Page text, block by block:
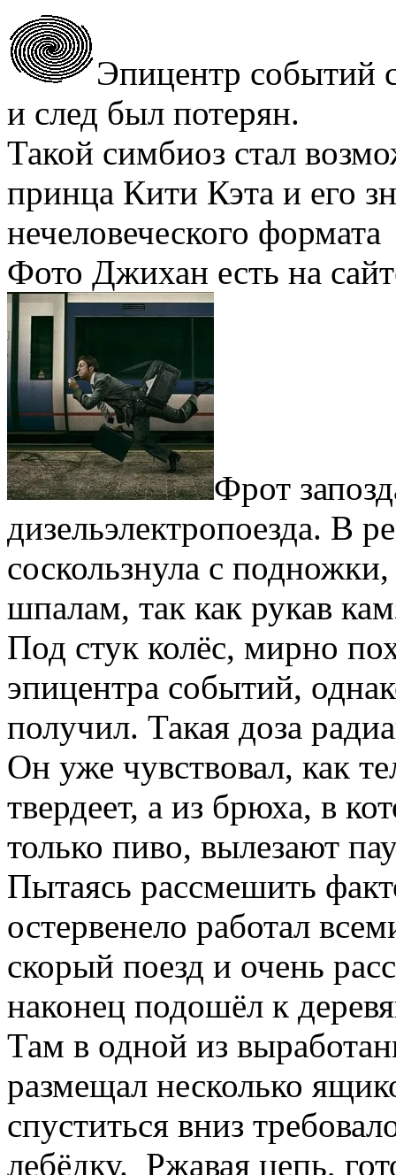
Эпицентр событий
и след был потерян.
Такой симбиоз стал
принца Кити Кэта и его
нечеловеческого
Фото Джихан есть на
Фрот
дизельэлектропоезда. В
соскользнула с
шпалам, так как рукав
Под стук колёс, мирно
эпицентра событий,
получил. Такая доза
Он уже чувствовал, как
твердеет, а из брюха, в
только пиво, вылезают
Пытаясь рассмешить
остервенело работал
скорый поезд и очень
наконец подошёл к
Там в одной из
размещал несколько
спуститься вниз
лебёдку. Ржавая цепь,